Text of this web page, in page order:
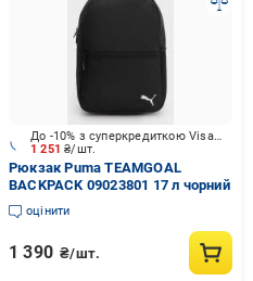
1 251₴/шт.
До -10% з суперкредиткою Visa Вигода
Рюкзак Puma TEAMGOAL
BACKPACK 09023801 17 л чорний
оцінити
1 390 ₴/шт.